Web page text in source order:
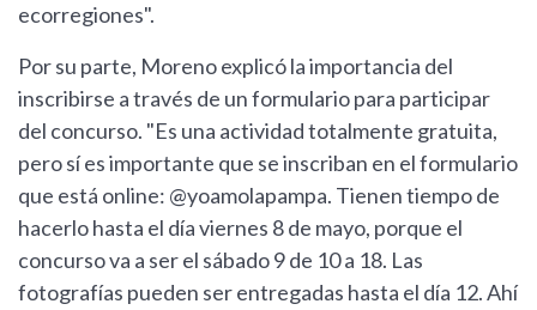
ecorregiones".
Por su parte, Moreno explicó la importancia del
inscribirse a través de un formulario para participar
del concurso. "Es una actividad totalmente gratuita,
pero sí es importante que se inscriban en el formulario
que está online: @yoamolapampa. Tienen tiempo de
hacerlo hasta el día viernes 8 de mayo, porque el
concurso va a ser el sábado 9 de 10 a 18. Las
fotografías pueden ser entregadas hasta el día 12. Ahí